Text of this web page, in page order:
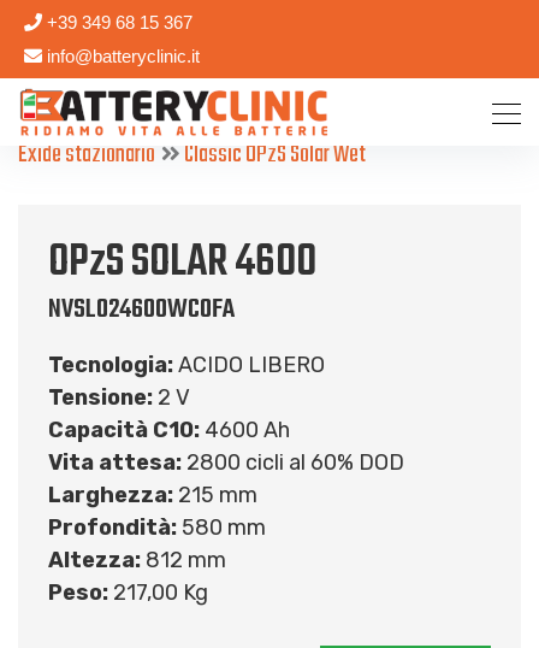
+39 349 68 15 367
info@batteryclinic.it
Exide stazionario Classic OPzS Solar Wet
OPzS SOLAR 4600
NVSL024600WC0FA
Tecnologia:ACIDO LIBERO
Tensione: 2 V
Capacità C10: 4600 Ah
Vita attesa: 2800 cicli al 60% DOD
Larghezza: 215 mm
Profondità: 580 mm
Altezza: 812 mm
Peso: 217,00 Kg